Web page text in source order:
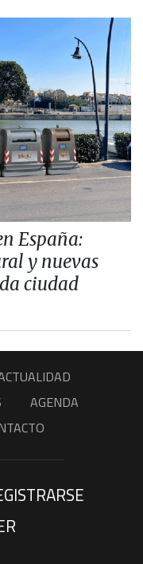
España:
y nuevas
ciudad
AGENDA